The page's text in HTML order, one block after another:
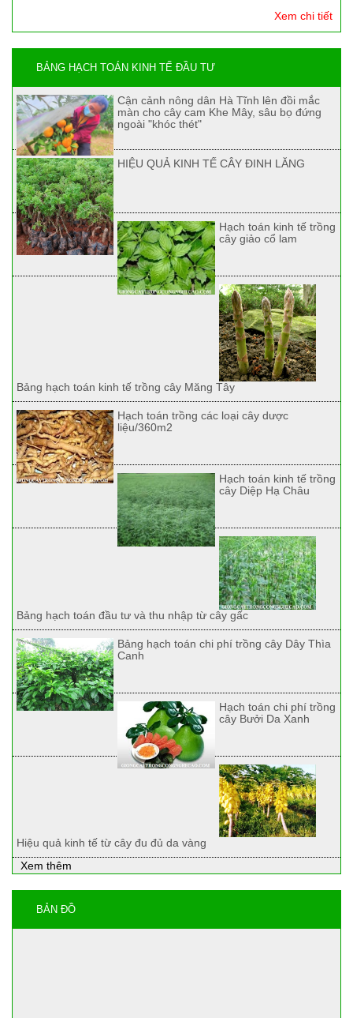
Xem chi tiết
BẢNG HẠCH TOÁN KINH TẾ ĐẦU TƯ
Cận cảnh nông dân Hà Tĩnh lên đồi mắc
màn cho cây cam Khe Mây, sâu bọ đứng
ngoài "khóc thét"
HIỆU QUẢ KINH TẾ CÂY ĐINH LĂNG
Hạch toán kinh tế trồng
cây giảo cổ lam
Bảng hạch toán kinh tế trồng cây Măng Tây
Hạch toán trồng các loại cây dược
liệu/360m2
Hạch toán kinh tế trồng
cây Diệp Hạ Châu
Bảng hạch toán đầu tư và thu nhập từ cây gấc
Bảng hạch toán chi phí trồng cây Dây Thìa
Canh
Hạch toán chi phí trồng
cây Bưởi Da Xanh
Hiệu quả kinh tế từ cây đu đủ da vàng
Xem thêm
BẢN ĐỒ